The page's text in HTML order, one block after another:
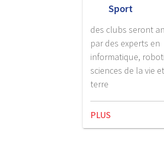
Sport
des clubs seront
par des experts en
informatique,
sciences de la vie
terre
PLUS